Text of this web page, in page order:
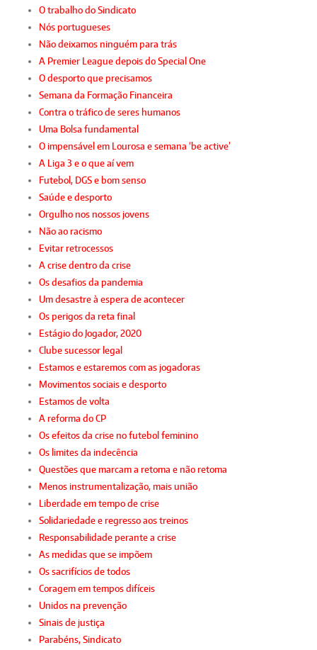
O trabalho do Sindicato
Nós portugueses
Não deixamos ninguém para trás
A Premier League depois do Special One
O desporto que precisamos
Semana da Formação Financeira
Contra o tráfico de seres humanos
Uma Bolsa fundamental
O impensável em Lourosa e semana ‘be active’
A Liga 3 e o que aí vem
Futebol, DGS e bom senso
Saúde e desporto
Orgulho nos nossos jovens
Não ao racismo
Evitar retrocessos
A crise dentro da crise
Os desafios da pandemia
Um desastre à espera de acontecer
Os perigos da reta final
Estágio do Jogador, 2020
Clube sucessor legal
Estamos e estaremos com as jogadoras
Movimentos sociais e desporto
Estamos de volta
A reforma do CP
Os efeitos da crise no futebol feminino
Os limites da indecência
Questões que marcam a retoma e não retoma
Menos instrumentalização, mais união
Liberdade em tempo de crise
Solidariedade e regresso aos treinos
Responsabilidade perante a crise
As medidas que se impõem
Os sacrifícios de todos
Coragem em tempos difíceis
Unidos na prevenção
Sinais de justiça
Parabéns, Sindicato